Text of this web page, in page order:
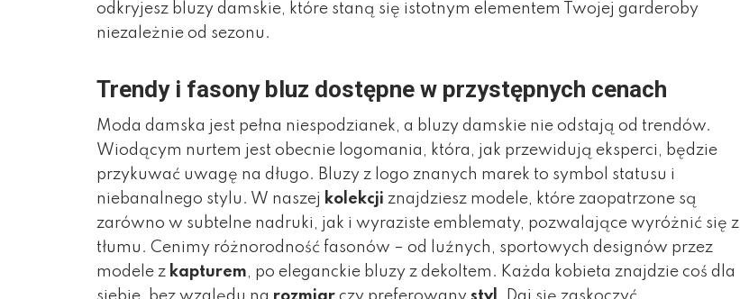
odkryjesz bluzy damskie, które staną się istotnym elementem Twojej garderoby
niezależnie od sezonu.
Trendy i fasony bluz dostępne w przystępnych cenach
Moda damska jest pełna niespodzianek, a bluzy damskie nie odstają od trendów.
Wiodącym nurtem jest obecnie logomania, która, jak przewidują eksperci, będzie
przykuwać uwagę na długo. Bluzy z logo znanych marek to symbol statusu i
niebanalnego stylu. W naszej kolekcji znajdziesz modele, które zaopatrzone są
zarówno w subtelne nadruki, jak i wyraziste emblematy, pozwalające wyróżnić się z
tłumu. Cenimy różnorodność fasonów – od luźnych, sportowych designów przez
modele z kapturem, po eleganckie bluzy z dekoltem. Każda kobieta znajdzie coś dla